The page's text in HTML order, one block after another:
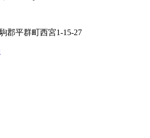
郡平群町西宮1-15-27